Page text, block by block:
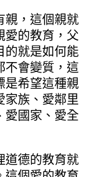
，這個親就
愛的教育，父
的就是如何能
不會變質，這
是希望這種親
家族、愛鄰里
愛國家、愛全
德的教育就